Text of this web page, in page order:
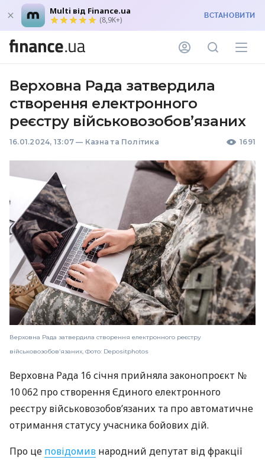
Multi від Finance.ua
(8,9K+) ВСТАНОВИТИ
Верховна Рада затвердила
створення електронного
реєстру військовозобовʼязаних
16.01.2024, 13:07 — Казна та Політика 1691
Верховна Рада затвердила створення електронного реєстру
військовозобовʼязаних, Фото: Depositphotos
Верховна Рада 16 січня прийняла законопроєкт №
10 062 про створення Єдиного електронного
реєстру військовозобовʼязаних та про автоматичне
отримання статусу учасника бойових дій.
Про це повідомив народний депутат від фракції